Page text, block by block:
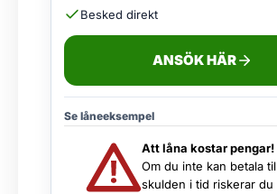
Besked direkt
ANSÖK HÄR
Se låneeksempel
Att låna kostar pengar!
Om du inte kan betala
skulden i tid riskerar du